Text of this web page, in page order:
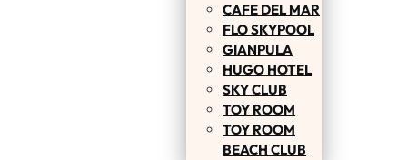
CAFE DEL MAR
FLO SKYPOOL
GIANPULA
HUGO HOTEL
SKY CLUB
TOY ROOM
TOY ROOM
BEACH CLUB